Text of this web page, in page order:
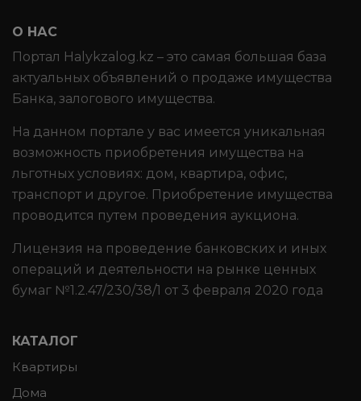
О НАС
Портал Halykzalog.kz – это самая большая база
актуальных объявлений о продаже имущества
Банка, залогового имущества.
На данном портале у вас имеется уникальная
возможность приобретения имущества на
льготных условиях: дом, квартира, офис,
транспорт и другое. Приобретение имущества
проводится путем проведения аукциона.
Лицензия на проведение банковских и иных
операций и деятельности на рынке ценных
бумаг №1.2.47/230/38/1 от 3 февраля 2020 года
КАТАЛОГ
Квартиры
Дома